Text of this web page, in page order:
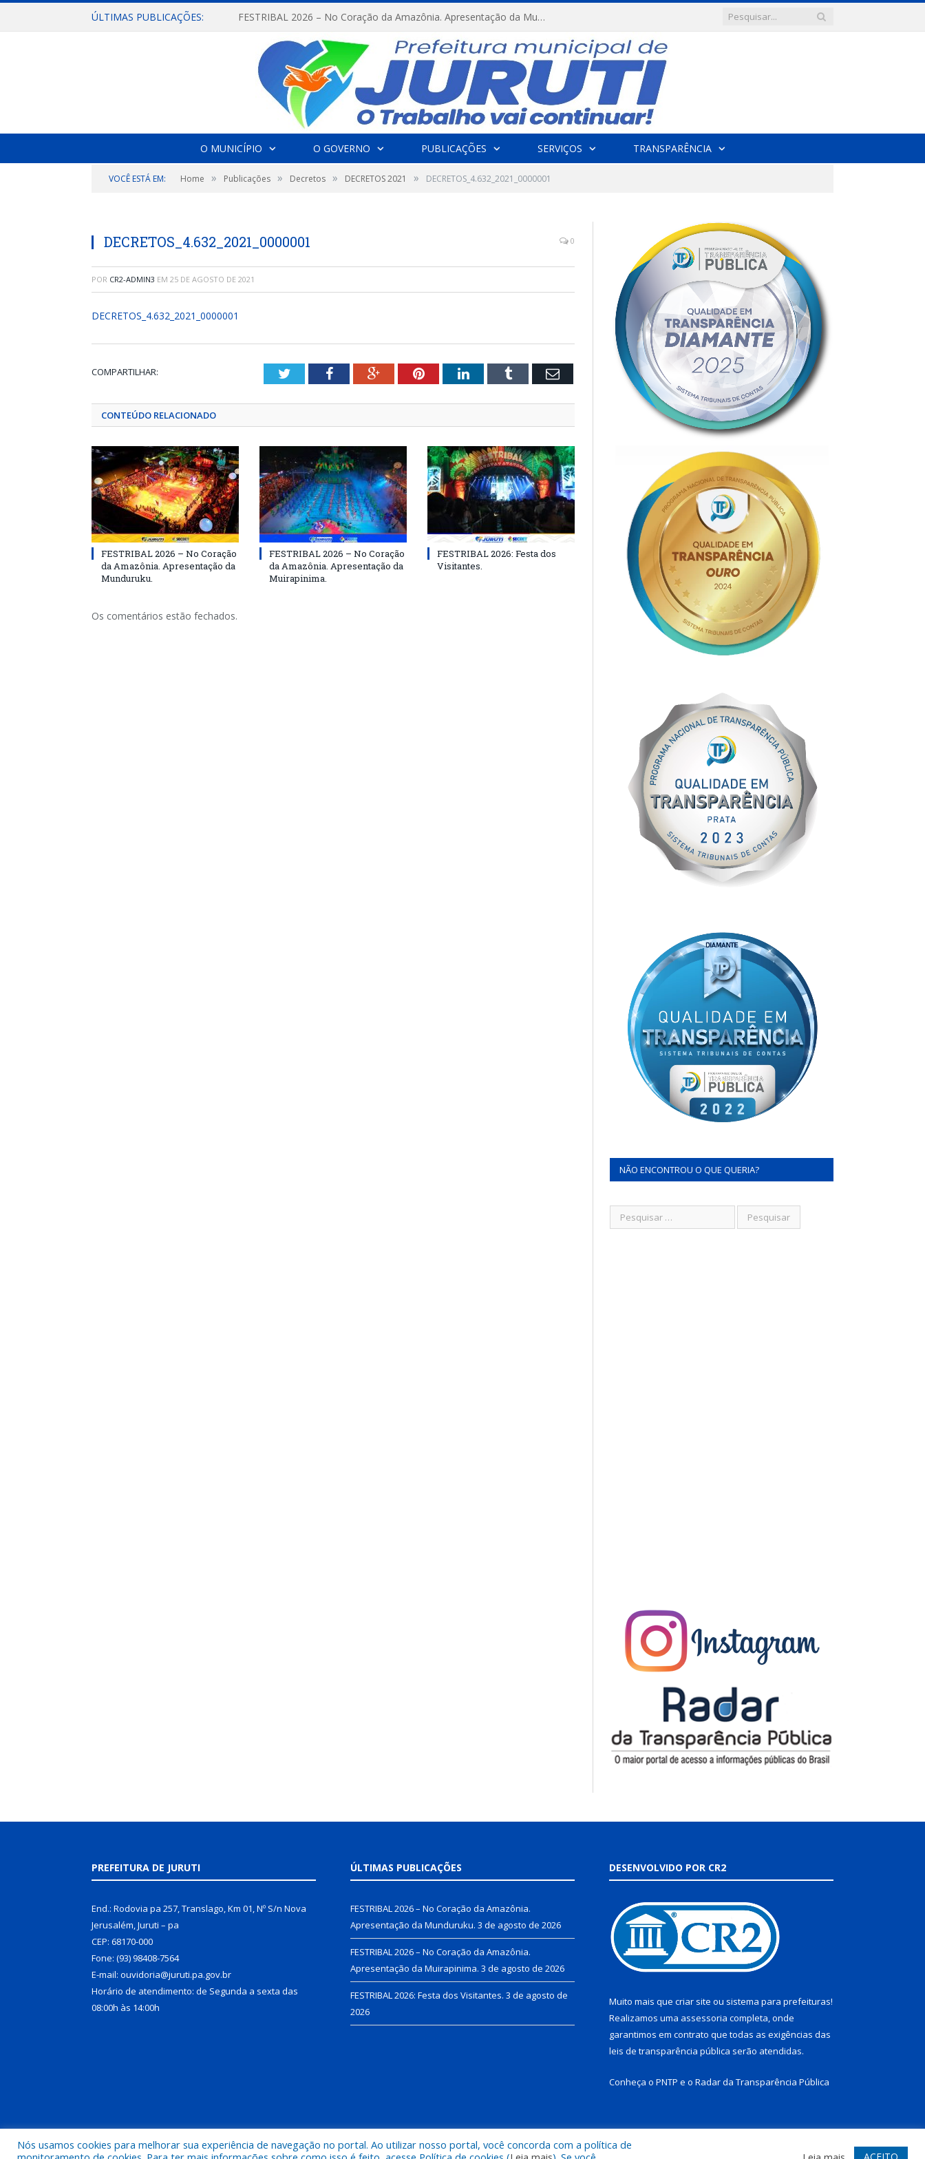
ÚLTIMAS PUBLICAÇÕES: FESTRIBAL 2026 – No Coração da Amazônia. Apresentação da Munduruku.
O MUNICÍPIO O GOVERNO PUBLICAÇÕES SERVIÇOS TRANSPARÊNCIA
VOCÊ ESTÁ EM: Home » Publicações » Decretos » DECRETOS 2021 » DECRETOS_4.632_2021_0000001
DECRETOS_4.632_2021_0000001 0
POR CR2-ADMIN3 EM 25 DE AGOSTO DE 2021
DECRETOS_4.632_2021_0000001
COMPARTILHAR: TwitterFacebookGoogle+PinterestLinkedInTumblr Email
CONTEÚDO RELACIONADO
FESTRIBAL 2026 – No Coração
da Amazônia. Apresentação da
Munduruku.
FESTRIBAL 2026 – No Coração
da Amazônia. Apresentação da
Muirapinima.
FESTRIBAL 2026: Festa dos
Visitantes.
Os comentários estão fechados.
NÃO ENCONTROU O QUE QUERIA?
PREFEITURA DE JURUTI
End.: Rodovia pa 257, Translago, Km 01, Nº S/n Nova
Jerusalém, Juruti – pa
CEP: 68170-000
Fone: (93) 98408-7564
E-mail: ouvidoria@juruti.pa.gov.br
Horário de atendimento: de Segunda a sexta das
08:00h às 14:00h
ÚLTIMAS PUBLICAÇÕES
FESTRIBAL 2026 – No Coração da Amazônia.
Apresentação da Munduruku. 3 de agosto de 2026
FESTRIBAL 2026 – No Coração da Amazônia.
Apresentação da Muirapinima. 3 de agosto de 2026
FESTRIBAL 2026: Festa dos Visitantes. 3 de agosto de
2026
DESENVOLVIDO POR CR2
Muito mais que criar site ou sistema para prefeituras!
Realizamos uma assessoria completa, onde
garantimos em contrato que todas as exigências das
leis de transparência pública serão atendidas.
Conheça o PNTP e o Radar da Transparência Pública
Todos os direitos reservados a Prefeitura Municipal de Juruti. Mapa do Site Acessar Webmail
Nós usamos cookies para melhorar sua experiência de navegação no portal. Ao utilizar nosso portal, você concorda com a política de
ACEITO